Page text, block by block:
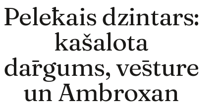
Pelēkais dzintars:
kašalota
dārgums, vēsture
un Ambroxan